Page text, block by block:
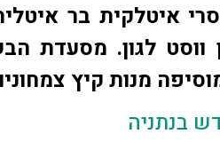
איטלקית בר
ווסט לגון. מסעדת
מנות קיץ
בנתניה